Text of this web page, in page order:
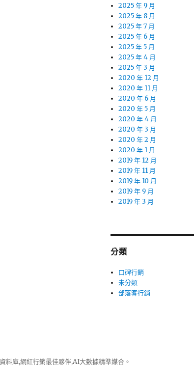
2025 年 9 月
2025 年 8 月
2025 年 7 月
2025 年 6 月
2025 年 5 月
2025 年 4 月
2025 年 3 月
2020 年 12 月
2020 年 11 月
2020 年 6 月
2020 年 5 月
2020 年 4 月
2020 年 3 月
2020 年 2 月
2020 年 1 月
2019 年 12 月
2019 年 11 月
2019 年 10 月
2019 年 9 月
2019 年 3 月
分類
口碑行銷
未分類
部落客行銷
庫,網紅行銷最佳夥伴,AI大數據精準媒合。